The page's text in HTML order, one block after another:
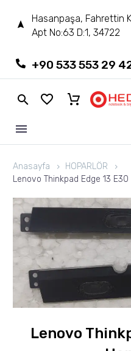
Hasanpaşa, Fahrettin
Apt No:63 D:1, 34722
+90 533 553 29
Anasayfa
HOPARLÖR
Lenovo Thinkpad Edge 13
Lenovo